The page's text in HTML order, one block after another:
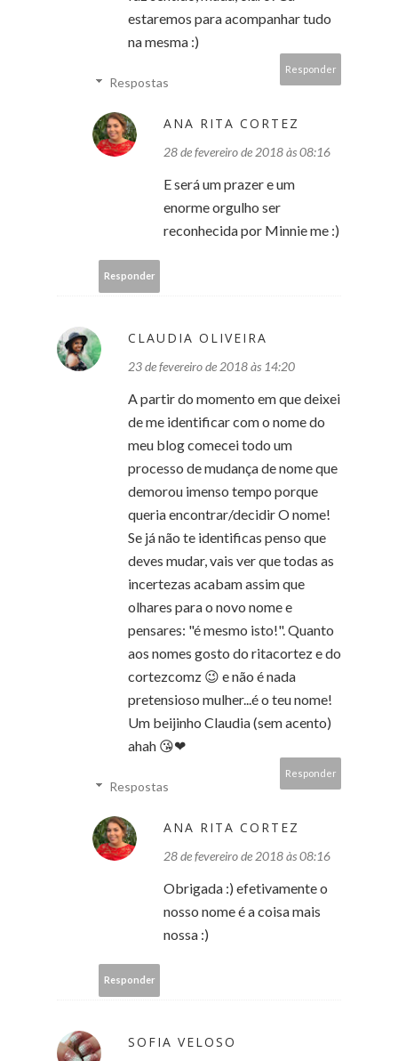
estaremos para acompanhar tudo
na mesma :)
Responder
Respostas
ANA RITA CORTEZ
28 de fevereiro de 2018 às 08:16
E será um prazer e um
enorme orgulho ser
reconhecida por Minnie me :)
Responder
CLAUDIA OLIVEIRA
23 de fevereiro de 2018 às 14:20
A partir do momento em que deixei
de me identificar com o nome do
meu blog comecei todo um
processo de mudança de nome que
demorou imenso tempo porque
queria encontrar/decidir O nome!
Se já não te identificas penso que
deves mudar, vais ver que todas as
incertezas acabam assim que
olhares para o novo nome e
pensares: "é mesmo isto!". Quanto
aos nomes gosto do ritacortez e do
cortezcomz 😉 e não é nada
pretensioso mulher...é o teu nome!
Um beijinho Claudia (sem acento)
ahah 😘❤
Responder
Respostas
ANA RITA CORTEZ
28 de fevereiro de 2018 às 08:16
Obrigada :) efetivamente o
nosso nome é a coisa mais
nossa :)
Responder
SOFIA VELOSO